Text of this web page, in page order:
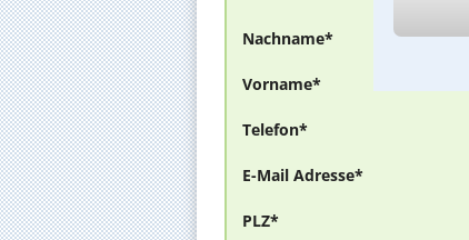
Nachname*
Vorname*
Telefon*
E-Mail Adresse*
PLZ*